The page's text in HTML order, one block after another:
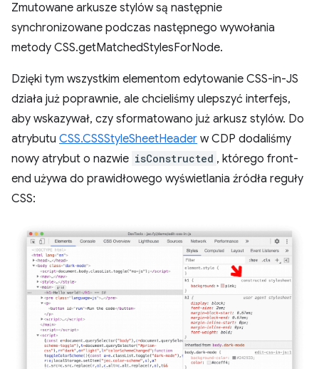
Zmutowane arkusze stylów są następnie
synchronizowane podczas następnego wywołania
metody CSS.getMatchedStylesForNode.
Dzięki tym wszystkim elementom edytowanie CSS-in-JS
działa już poprawnie, ale chcieliśmy ulepszyć interfejs,
aby wskazywał, czy sformatowano już arkusz stylów. Do
atrybutu CSS.CSSStyleSheetHeader w CDP dodaliśmy
nowy atrybut o nazwie isConstructed , którego front-
end używa do prawidłowego wyświetlania źródła reguły
CSS: